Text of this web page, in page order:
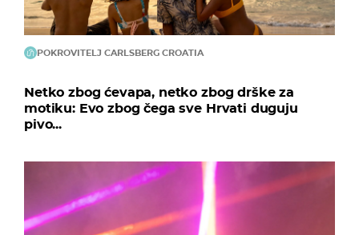
POKROVITELJ CARLSBERG CROATIA
Netko zbog ćevapa, netko zbog drške za
motiku: Evo zbog čega sve Hrvati duguju
pivo...